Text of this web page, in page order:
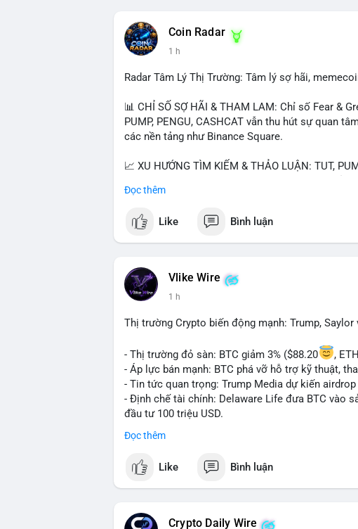
Coin Radar
1 h
Radar Tâm Lý Thị Trường: Tâm lý sợ hãi,
📊 CHỈ SỐ SỢ HÃI & THAM LAM: Chỉ số Fear &
PUMP, PENGU, CASHCAT vẫn thu hút sự quan
các nền tảng như Binance Square.
📈 XU HƯỚNG TÌM KIẾM & THẢO LUẬN: TUT,
đề hấp dẫn. Bàn tán về SPCX và SAGA cũng hấp
💬 DÒNG CHẢY TIN TỨC & TRUYỀN THÔNG:
ngồi ăn ở khách sạn 5*" (từ bài đăng Binance
💡 NHẬN ĐỊNH & KHUYẾN NGHỊ: Tâm lý thị
xu hướng memecoin và tin tức tích cực (BTC
nhân.
📊 Nguồn: Radar Tâm Lý Thị Trường
Đọc thêm
Like Bình luận
Vlike Wire
1 h
Thị trường Crypto biến động mạnh: Trump,
- Thị trường đỏ sàn: BTC giảm 3% ($88.20
,
- Áp lực bán mạnh: BTC phá vỡ hỗ trợ kỹ thuật,
- Tin tức quan trọng: Trump Media dự kiến
- Định chế tài chính: Delaware Life đưa BTC vào
đầu tư 100 triệu USD.
- Pháp lý: CEO Coinbase thúc đẩy khung pháp lý
#binancesquare #cryptonews
$btc $eth $sol $xrp
#vlikevn #titanbot
Đọc thêm
Like Bình luận
Crypto Daily Wire